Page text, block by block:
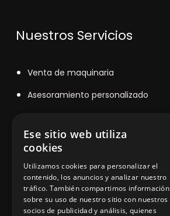
Nuestros Servicios
Venta de maquinaria
Asesoramiento personalizado
Contacto
Información legal
Ese sitio web utiliza
cookies
Utilizamos cookies para personalizar el
contenido, los anuncios y analizar nuestro
tráfico. También compartimos información
sobre su uso de nuestro sitio con nuestros
socios de publicidad y análisis, quienes